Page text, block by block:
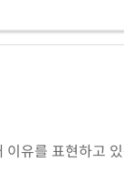
유를 표현하고